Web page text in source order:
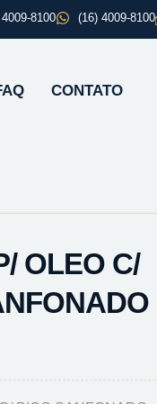
8100 (16) 4009-8100
CONTATO
OLEO C/